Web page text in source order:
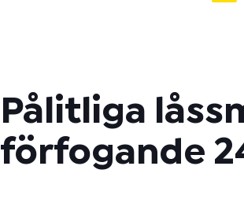
Pålitliga
förfogande